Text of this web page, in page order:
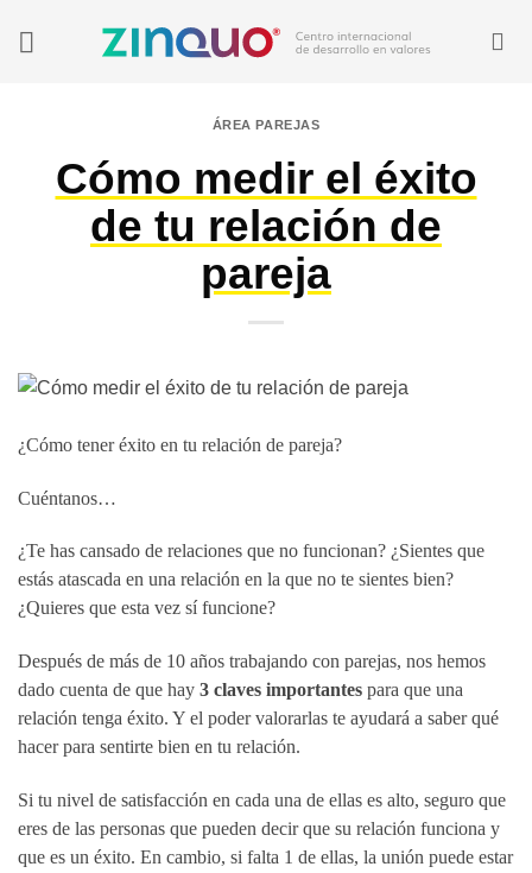
ÁREA PAREJAS
Cómo medir el éxito
de tu relación de
pareja
¿Cómo tener éxito en tu relación de pareja?
Cuéntanos…
¿Te has cansado de relaciones que no funcionan? ¿Sientes que
estás atascada en una relación en la que no te sientes bien?
¿Quieres que esta vez sí funcione?
Después de más de 10 años trabajando con parejas, nos hemos
dado cuenta de que hay 3 claves importantes para que una
relación tenga éxito. Y el poder valorarlas te ayudará a saber qué
hacer para sentirte bien en tu relación.
Si tu nivel de satisfacción en cada una de ellas es alto, seguro que
eres de las personas que pueden decir que su relación funciona y
que es un éxito. En cambio, si falta 1 de ellas, la unión puede estar